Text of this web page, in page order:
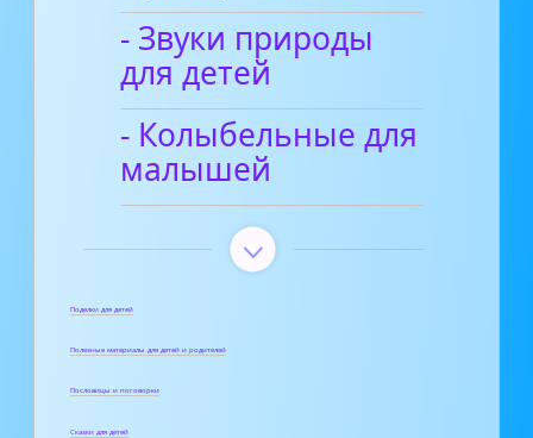
- Звуки природы
для детей
- Колыбельные для
малышей
Поделки для детей
Полезные материалы для детей и родителей
Пословицы и поговорки
Сказки для детей